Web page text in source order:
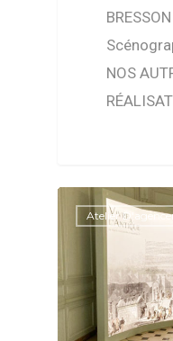
NOS
Atelier